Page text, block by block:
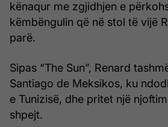
kënaqur me zgjidhjen e
këmbëngulin që në stol të vijë
parë.
Sipas “The Sun”, Renard
Santiago de Meksikos, ku
e Tunizisë, dhe pritet një
shpejt.